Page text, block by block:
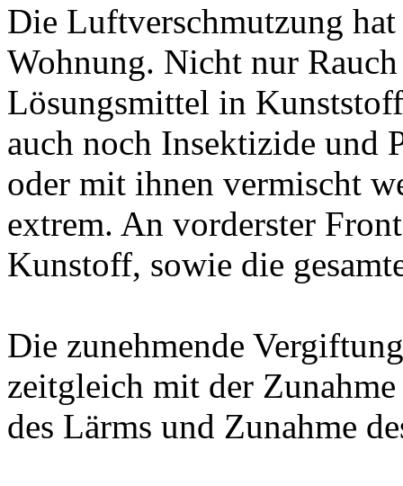
Die Luftverschmutzung
Wohnung. Nicht nur
Lösungsmittel in
auch noch Insektizide und
oder mit ihnen vermischt
extrem. An vorderster
Kunstoff, sowie die
Die zunehmende
zeitgleich mit der
des Lärms und Zunahme